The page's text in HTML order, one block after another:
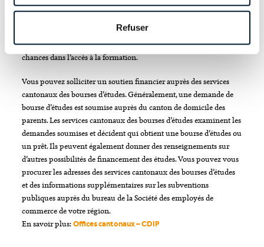
Refuser
ici
Les cantons sont compétents pour l’octroi des allocations de
formation de la main publique. Ainsi, ils favorisent l’égalité des
chances dans l’accès à la formation.
Vous pouvez solliciter un soutien financier auprès des services
cantonaux des bourses d’études. Généralement, une demande de
bourse d’études est soumise auprès du canton de domicile des
parents. Les services cantonaux des bourses d’études examinent les
demandes soumises et décident qui obtient une bourse d’études ou
un prêt. Ils peuvent également donner des renseignements sur
d’autres possibilités de financement des études. Vous pouvez vous
procurer les adresses des services cantonaux des bourses d’études
et des informations supplémentaires sur les subventions
publiques auprès du bureau de la Société des employés de
commerce de votre région.
En savoir plus:Offices cantonaux – CDIP